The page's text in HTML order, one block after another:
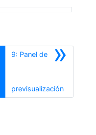
»
9: Panel de
previsualizaciónSiguiente